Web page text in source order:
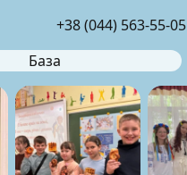
+38 (044) 563-55-05
База